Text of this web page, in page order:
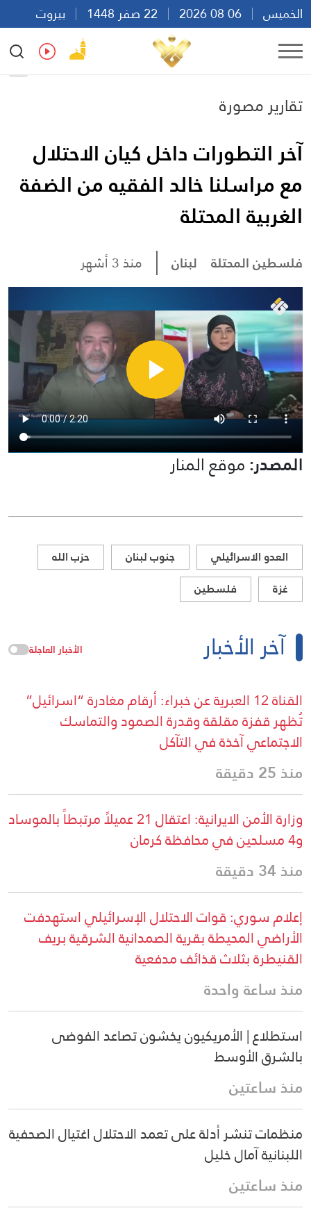
الخميس
بيروت
17:19
Ar
تقارير مصورة
آخر التطورات داخل كيان الاحتلال
مع مراسلنا خالد الفقيه من الضفة
الغربية المحتلة
فلسطين المحتلة لبنان منذ 3 أشهر
المصدر:موقع المنار
العدو الاسرائيلي جنوب لبنان
حزب الله
غزة
فلسطين
آخر الأخبار الأخبار العاجلة
القناة 12 العبرية عن خبراء: أرقام مغادرة “اسرائيل”
تُظهر قفزة مقلقة وقدرة الصمود والتماسك
الاجتماعي آخذة في التآكل
منذ 25 دقيقة
وزارة الأمن الايرانية: اعتقال 21 عميلاً مرتبطاً بالموساد
و4 مسلحين في محافظة كرمان
منذ 34 دقيقة
إعلام سوري: قوات الاحتلال الإسرائيلي استهدفت
الأراضي المحيطة بقرية الصمدانية الشرقية بريف
القنيطرة بثلاث قذائف مدفعية
منذ ساعة واحدة
استطلاع | الأمريكيون يخشون تصاعد الفوضى
بالشرق الأوسط
منذ ساعتين
منظمات تنشر أدلة على تعمد الاحتلال اغتيال الصحفية
اللبنانية آمال خليل
منذ ساعتين